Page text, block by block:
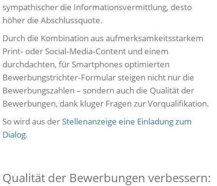
sympathischer die Informationsvermittlung, desto
höher die Abschlussquote.
Durch die Kombination aus aufmerksamkeitsstarkem
Print‑ oder Social‑Media‑Content und einem
durchdachten, für Smartphones optimierten
Bewerbungstrichter‑Formular steigen nicht nur die
Bewerbungszahlen – sondern auch die Qualität der
Bewerbungen, dank kluger Fragen zur Vorqualifikation.
So wird aus der Stellenanzeige eine Einladung zum
Dialog.
Qualität der Bewerbungen verbessern: